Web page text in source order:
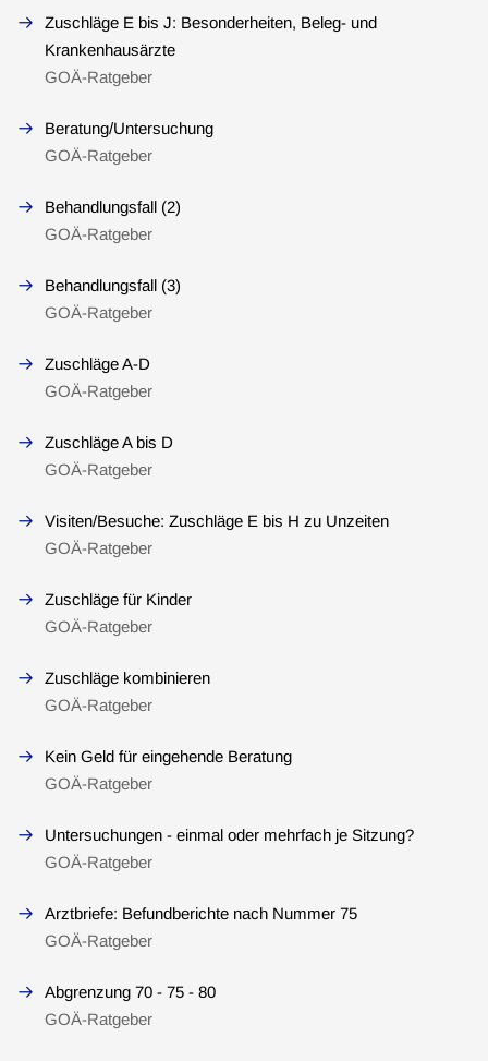
Zuschläge E bis J: Besonderheiten, Beleg- und
Krankenhausärzte
GOÄ-Ratgeber
Beratung/Untersuchung
GOÄ-Ratgeber
Behandlungsfall (2)
GOÄ-Ratgeber
Behandlungsfall (3)
GOÄ-Ratgeber
Zuschläge A-D
GOÄ-Ratgeber
Zuschläge A bis D
GOÄ-Ratgeber
Visiten/Besuche: Zuschläge E bis H zu Unzeiten
GOÄ-Ratgeber
Zuschläge für Kinder
GOÄ-Ratgeber
Zuschläge kombinieren
GOÄ-Ratgeber
Kein Geld für eingehende Beratung
GOÄ-Ratgeber
Untersuchungen - einmal oder mehrfach je Sitzung?
GOÄ-Ratgeber
Arztbriefe: Befundberichte nach Nummer 75
GOÄ-Ratgeber
Abgrenzung 70 - 75 - 80
GOÄ-Ratgeber